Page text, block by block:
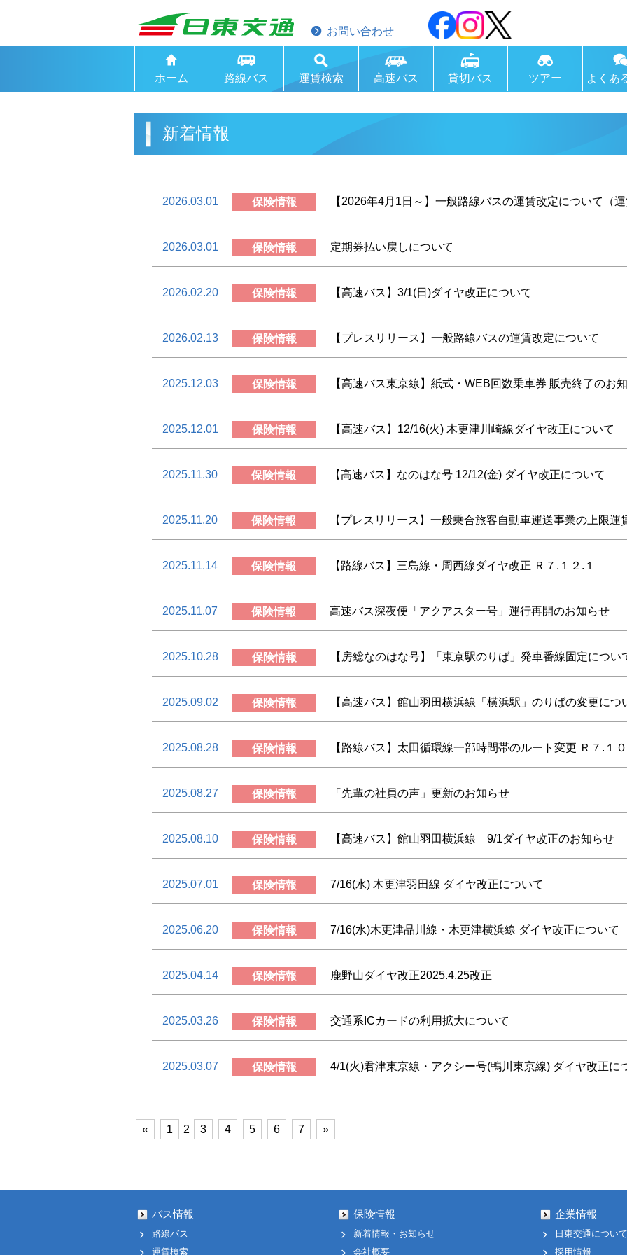
お問い合わせ
ホーム 路線バス 運賃検索 高速バス 貸切バス ツアー よくあ
新着情報
2026.03.01 保険情報 【2026年4月1日～】一般路線バスの運賃改定について（
2026.03.01 保険情報 定期券払い戻しについて
2026.02.20 保険情報 【高速バス】3/1(日)ダイヤ改正について
2026.02.13 保険情報 【プレスリリース】一般路線バスの運賃改定について
2025.12.03 保険情報 【高速バス東京線】紙式・WEB回数乗車券 販売終了のお
2025.12.01 保険情報 【高速バス】12/16(火) 木更津川崎線ダイヤ改正について
2025.11.30 保険情報 【高速バス】なのはな号 12/12(金) ダイヤ改正について
2025.11.20 保険情報 【プレスリリース】一般乗合旅客自動車運送事業の上限運
2025.11.14 保険情報 【路線バス】三島線・周西線ダイヤ改正 Ｒ７.１２.１
2025.11.07 保険情報 高速バス深夜便「アクアスター号」運行再開のお知らせ
2025.10.28 保険情報 【房総なのはな号】「東京駅のりば」発車番線固定につい
2025.09.02 保険情報 【高速バス】館山羽田横浜線「横浜駅」のりばの変更につ
2025.08.28 保険情報 【路線バス】太田循環線一部時間帯のルート変更 Ｒ７.１０
2025.08.27 保険情報 「先輩の社員の声」更新のお知らせ
2025.08.10 保険情報 【高速バス】館山羽田横浜線 9/1ダイヤ改正のお知らせ
2025.07.01 保険情報 7/16(水) 木更津羽田線 ダイヤ改正について
2025.06.20 保険情報 7/16(水)木更津品川線・木更津横浜線 ダイヤ改正について
2025.04.14 保険情報 鹿野山ダイヤ改正2025.4.25改正
2025.03.26 保険情報 交通系ICカードの利用拡大について
2025.03.07 保険情報 4/1(火)君津東京線・アクシー号(鴨川東京線) ダイヤ改正に
« 1 2 3 4 5 6 7 »
バス情報
路線バス
運賃検索
保険情報
新着情報・お知らせ
会社概要
企業情報
日東交通について
採用情報